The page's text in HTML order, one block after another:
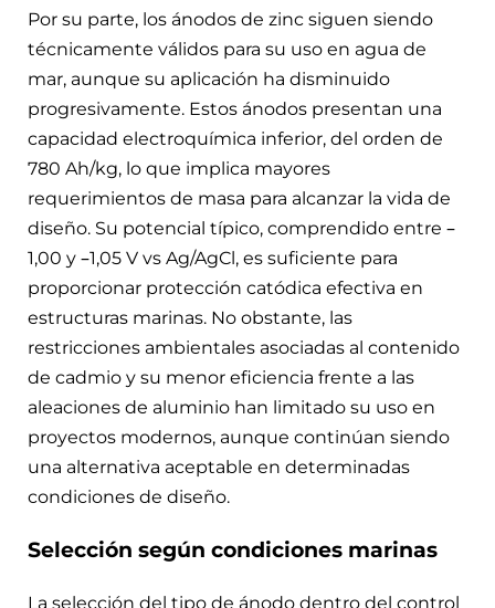
Por su parte, los ánodos de zinc siguen siendo
técnicamente válidos para su uso en agua de
mar, aunque su aplicación ha disminuido
progresivamente. Estos ánodos presentan una
capacidad electroquímica inferior, del orden de
780 Ah/kg, lo que implica mayores
requerimientos de masa para alcanzar la vida de
diseño. Su potencial típico, comprendido entre –
1,00 y –1,05 V vs Ag/AgCl, es suficiente para
proporcionar protección catódica efectiva en
estructuras marinas. No obstante, las
restricciones ambientales asociadas al contenido
de cadmio y su menor eficiencia frente a las
aleaciones de aluminio han limitado su uso en
proyectos modernos, aunque continúan siendo
una alternativa aceptable en determinadas
condiciones de diseño.
Selección según condiciones marinas
La selección del tipo de ánodo dentro del control